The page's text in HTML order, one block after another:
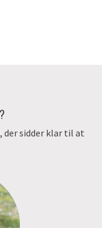
der sidder klar til at